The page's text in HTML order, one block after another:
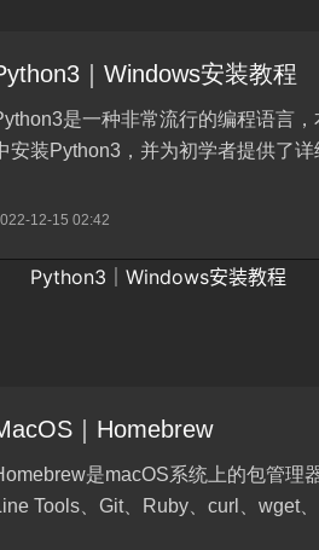
Python3｜Windows安装教程